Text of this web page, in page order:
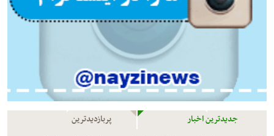
جدیدترین اخبار پربازدیدترین